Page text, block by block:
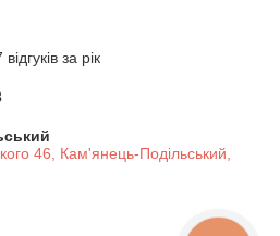
за рік
46, Кам'янець-Подільський,